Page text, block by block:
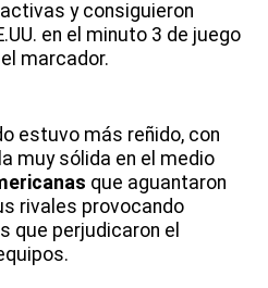
y consiguieron
en el minuto 3 de juego
marcador.
estuvo más reñido, con
muy sólida en el medio
que aguantaron
rivales provocando
que perjudicaron el